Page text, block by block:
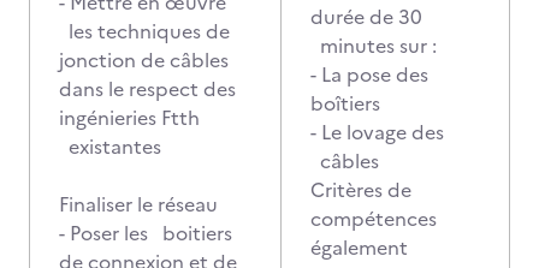
les techniques de
jonction de câbles
dans le respect des
ingénieries Ftth
existantes
Finaliser le réseau
- Poser les boitiers
de connexion et de
durée de 30
minutes sur :
- La pose des
boîtiers
- Le lovage des
câbles
Critères de
compétences
également